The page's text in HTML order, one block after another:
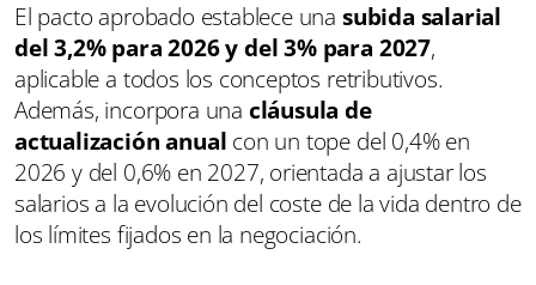
El pacto aprobado establece una subida salarial
del 3,2% para 2026 y del 3% para 2027,
aplicable a todos los conceptos retributivos.
Además, incorpora una cláusula de
actualización anual con un tope del 0,4% en
2026 y del 0,6% en 2027, orientada a ajustar los
salarios a la evolución del coste de la vida dentro de
los límites fijados en la negociación.